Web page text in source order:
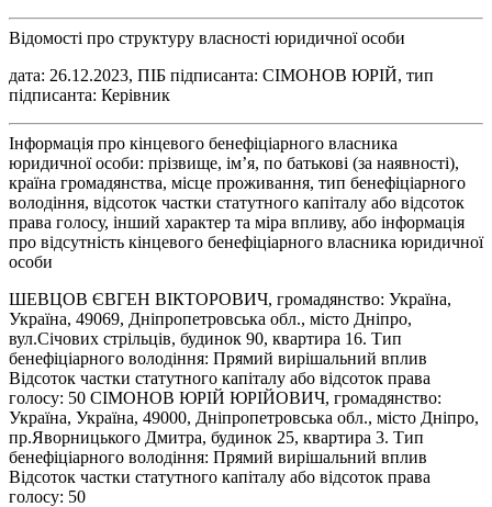
Відомості про структуру власності юридичної особи
дата: 26.12.2023, ПІБ підписанта: СІМОНОВ ЮРІЙ, тип
підписанта: Керівник
Інформація про кінцевого бенефіціарного власника
юридичної особи: прізвище, ім’я, по батькові (за наявності),
країна громадянства, місце проживання, тип бенефіціарного
володіння, відсоток частки статутного капіталу або відсоток
права голосу, інший характер та міра впливу, або інформація
про відсутність кінцевого бенефіціарного власника юридичної
особи
ШЕВЦОВ ЄВГЕН ВІКТОРОВИЧ, громадянство: Україна,
Україна, 49069, Дніпропетровська обл., місто Дніпро,
вул.Січових стрільців, будинок 90, квартира 16. Тип
бенефіціарного володіння: Прямий вирішальний вплив
Відсоток частки статутного капіталу або відсоток права
голосу: 50 СІМОНОВ ЮРІЙ ЮРІЙОВИЧ, громадянство:
Україна, Україна, 49000, Дніпропетровська обл., місто Дніпро,
пр.Яворницького Дмитра, будинок 25, квартира 3. Тип
бенефіціарного володіння: Прямий вирішальний вплив
Відсоток частки статутного капіталу або відсоток права
голосу: 50